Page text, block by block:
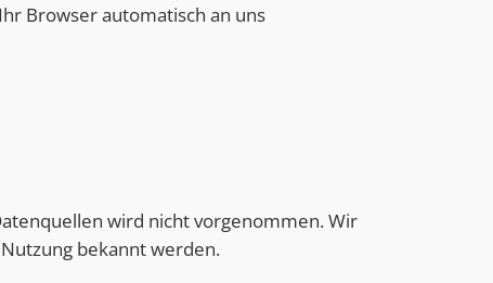
Browser automatisch an uns
wird nicht vorgenommen. Wir
bekannt werden.